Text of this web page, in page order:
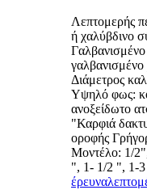
Λεπτομερής
ή χαλύβδινο
Διάμετρος
Υψηλό φως:
ανοξείδωτο
"Καρφιά
οροφής
Μοντέλο: 1/
", 1- 1/2 ", 1-
έρευνα